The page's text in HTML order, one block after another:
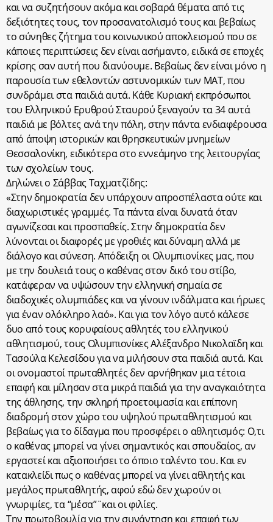
και να συζητήσουν ακόμα και σοβαρά θέματα από τις
δεξιότητες τους, τον προσανατολισμό τους και βεβαίως
το σύνηθες ζήτημα του κοινωνικού αποκλεισμού που σε
κάποιες περιπτώσεις δεν είναι ασήμαντο, ειδικά σε εποχές
κρίσης σαν αυτή που διανύουμε. Βεβαίως δεν είναι μόνο η
παρουσία των εθελοντών αστυνομικών των ΜΑΤ, που
συνδράμει στα παιδιά αυτά. Κάθε Κυριακή εκπρόσωποι
του Ελληνικού Ερυθρού Σταυρού ξεναγούν τα 34 αυτά
παιδιά με βόλτες ανά την πόλη, στην πάντα ενδιαφέρουσα
από άποψη ιστορικών και θρησκευτικών μνημείων
Θεσσαλονίκη, ειδικότερα στο εννεάμηνο της λειτουργίας
των σχολείων τους.
Δηλώνει ο Σάββας Ταχματζίδης:
«Στην δημοκρατία δεν υπάρχουν απροσπέλαστα ούτε και
διαχωριστικές γραμμές. Τα πάντα είναι δυνατά όταν
αγωνίζεσαι και προσπαθείς. Στην δημοκρατία δεν
λύνονται οι διαφορές με γροθιές και δύναμη αλλά με
διάλογο και σύνεση. Απόδειξη οι Ολυμπιονίκες μας, που
με την δουλειά τους ο καθένας στον δικό του στίβο,
κατάφεραν να υψώσουν την ελληνική σημαία σε
διαδοχικές ολυμπιάδες και να γίνουν ινδάλματα και ήρωες
για έναν ολόκληρο λαό». Και για τον λόγο αυτό κάλεσε
δυο από τους κορυφαίους αθλητές του ελληνικού
αθλητισμού, τους Ολυμπιονίκες Αλέξανδρο Νικολαϊδη και
Τασούλα Κελεσίδου για να μιλήσουν στα παιδιά αυτά. Και
οι ονομαστοί πρωταθλητές δεν αρνήθηκαν μια τέτοια
επαφή και μίλησαν στα μικρά παιδιά για την αναγκαιότητα
της άθλησης, την σκληρή προετοιμασία και επίπονη
διαδρομή στον χώρο του υψηλού πρωταθλητισμού και
βεβαίως για το δίδαγμα που προσφέρει ο αθλητισμός: Ο,τι
ο καθένας μπορεί να γίνει σημαντικός και σπουδαίος, αν
εργαστεί και αξιοποιήσει το όποιο ταλέντο του. Και εν
κατακλείδι πως ο καθένας μπορεί να γίνει αθλητής και
μεγάλος πρωταθλητής, αφού εδώ δεν χωρούν οι
γνωριμίες, τα “μέσα”¨και οι φιλίες.
Την πρωτοβουλία για την συνάντηση και επαφή των